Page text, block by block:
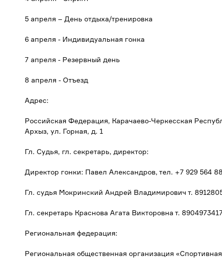
5 апреля – День отдыха/тренировка
6 апреля - Индивидуальная гонка
7 апреля - Резервный день
8 апреля - Отъезд
Адрес:
Российская Федерация, Карачаево-Черкесская
Архыз, ул. Горная, д. 1
Гл. Судья, гл. секретарь, директор:
Директор гонки: Павел Александров, тел. +7 929 564
Гл. судья Мокринский Андрей Владимирович т.
Гл. секретарь Краснова Агата Викторовна т.
Региональная федерация:
Региональная общественная организация